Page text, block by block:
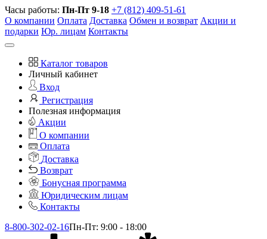
Часы работы: Пн-Пт 9-18 +7 (812) 409-51-61
О компании Оплата Доставка Обмен и возврат Акции и
подарки Юр. лицам Контакты
Каталог товаров
Личный кабинет
Вход
Регистрация
Полезная информация
Акции
О компании
Оплата
Доставка
Возврат
Бонусная программа
Юридическим лицам
Контакты
8-800-302-02-16Пн-Пт: 9:00 - 18:00